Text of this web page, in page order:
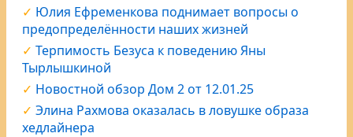
Юлия Ефременкова поднимает вопросы о
предопределённости наших жизней
Терпимость Безуса к поведению Яны
Тырлышкиной
Новостной обзор Дом 2 от 12.01.25
Элина Рахмова оказалась в ловушке образа
хедлайнера